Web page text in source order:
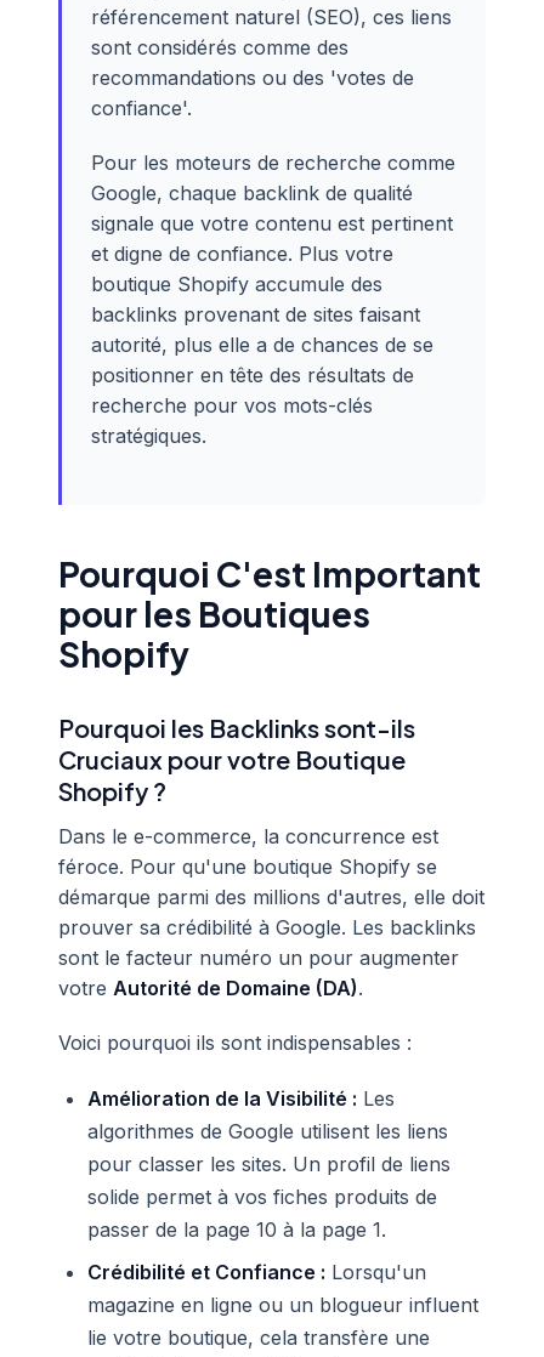
référencement naturel (SEO), ces liens
sont considérés comme des
recommandations ou des 'votes de
confiance'.
Pour les moteurs de recherche comme
Google, chaque backlink de qualité
signale que votre contenu est pertinent
et digne de confiance. Plus votre
boutique Shopify accumule des
backlinks provenant de sites faisant
autorité, plus elle a de chances de se
positionner en tête des résultats de
recherche pour vos mots-clés
stratégiques.
Pourquoi C'est Important
pour les Boutiques
Shopify
Pourquoi les Backlinks sont-ils
Cruciaux pour votre Boutique
Shopify ?
Dans le e-commerce, la concurrence est
féroce. Pour qu'une boutique Shopify se
démarque parmi des millions d'autres, elle doit
prouver sa crédibilité à Google. Les backlinks
sont le facteur numéro un pour augmenter
votre Autorité de Domaine (DA).
Voici pourquoi ils sont indispensables :
Amélioration de la Visibilité : Les
algorithmes de Google utilisent les liens
pour classer les sites. Un profil de liens
solide permet à vos fiches produits de
passer de la page 10 à la page 1.
Crédibilité et Confiance : Lorsqu'un
magazine en ligne ou un blogueur influent
lie votre boutique, cela transfère une